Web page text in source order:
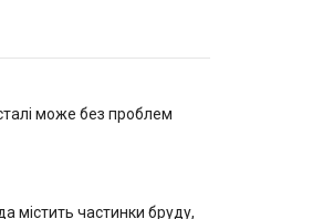
може без проблем
містить частинки бруду,